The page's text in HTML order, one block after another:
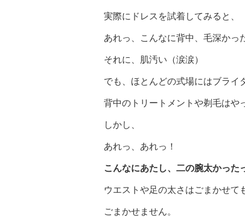
実際にドレスを試着してみると、
あれっ、こんなに背中、毛深かっ
それに、肌汚い（涙涙）
でも、ほとんどの式場にはブライ
背中のトリートメントや剃毛はや
しかし、
あれっ、あれっ！
こんなにあたし、二の腕太かった
ウエストや足の太さはごまかせて
ごまかせません。